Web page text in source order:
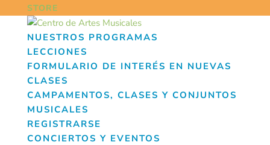
STORE
NUESTROS PROGRAMAS
LECCIONES
FORMULARIO DE INTERÉS EN NUEVAS
CLASES
CAMPAMENTOS, CLASES Y CONJUNTOS
MUSICALES
REGISTRARSE
CONCIERTOS Y EVENTOS